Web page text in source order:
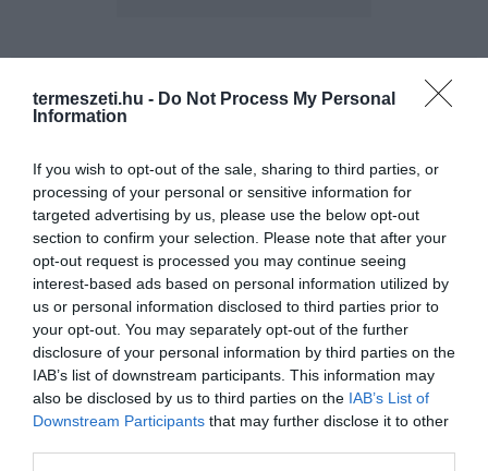
termeszeti.hu - Do Not Process My Personal
Information
If you wish to opt-out of the sale, sharing to third parties, or
processing of your personal or sensitive information for
targeted advertising by us, please use the below opt-out
section to confirm your selection. Please note that after your
opt-out request is processed you may continue seeing
interest-based ads based on personal information utilized by
us or personal information disclosed to third parties prior to
your opt-out. You may separately opt-out of the further
disclosure of your personal information by third parties on the
IAB’s list of downstream participants. This information may
also be disclosed by us to third parties on the IAB’s List of
Downstream Participants that may further disclose it to other
KERÜLJÜK A MÉRGEKET A KISKERTBEN – 13 HÁZI MÓDSZER A
KÖVETKEZŐ CIKK
130 EZER SZÍNPOMPÁS ÁRVÁCSKA VÁRJA, HOGY DÍSZÍTHESSE A
FŐVÁROSI KÖZTERÜLETEKET
HASONLÓ ÉRDEKESSÉGEK